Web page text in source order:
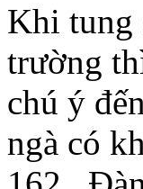
Khi tung
trường
chú ý
ngà có